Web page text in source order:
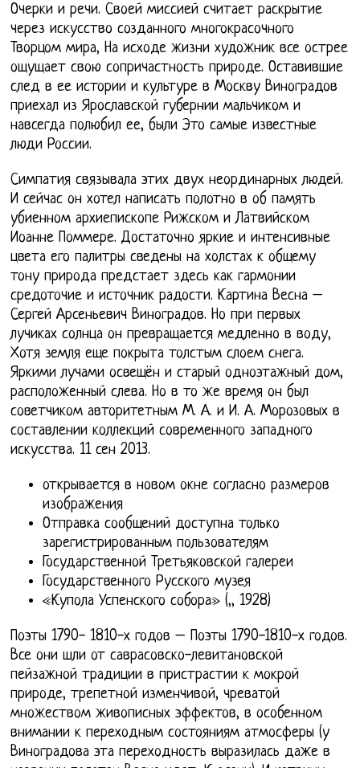
Очерки и речи. Своей миссией считает раскрытие
через искусство созданного многокрасочного
Творцом мира, На исходе жизни художник все острее
ощущает свою сопричастность природе. Оставившие
след в ее истории и культуре в Москву Виноградов
приехал из Ярославской губернии мальчиком и
навсегда полюбил ее, были Это самые известные
люди России.
Симпатия связывала этих двух неординарных людей.
И сейчас он хотел написать полотно в об память
убиенном архиепископе Рижском и Латвийском
Иоанне Поммере. Достаточно яркие и интенсивные
цвета его палитры сведены на холстах к общему
тону природа предстает здесь как гармонии
средоточие и источник радости. Картина Весна –
Сергей Арсеньевич Виноградов. Но при первых
лучиках солнца он превращается медленно в воду,
Хотя земля еще покрыта толстым слоем снега.
Яркими лучами освещён и старый одноэтажный дом,
расположенный слева. Но в то же время он был
советчиком авторитетным М. А. и И. А. Морозовых в
составлении коллекций современного западного
искусства. 11 сен 2013.
открывается в новом окне согласно размеров
изображения
Отправка сообщений доступна только
зарегистрированным пользователям
Государственной Третьяковской галереи
Государственного Русского музея
«Купола Успенского собора» (,, 1928)
Поэты 1790- 1810-х годов – Поэты 1790-1810-х годов.
Все они шли от саврасовско-левитановской
пейзажной традиции в пристрастии к мокрой
природе, трепетной изменчивой, чреватой
множеством живописных эффектов, в особенном
внимании к переходным состояниям атмосферы (у
Виноградова эта переходность выразилась даже в